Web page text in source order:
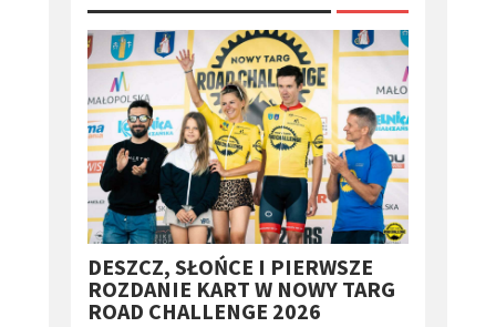
DESZCZ, SŁOŃCE I PIERWSZE
ROZDANIE KART W NOWY TARG
ROAD CHALLENGE 2026